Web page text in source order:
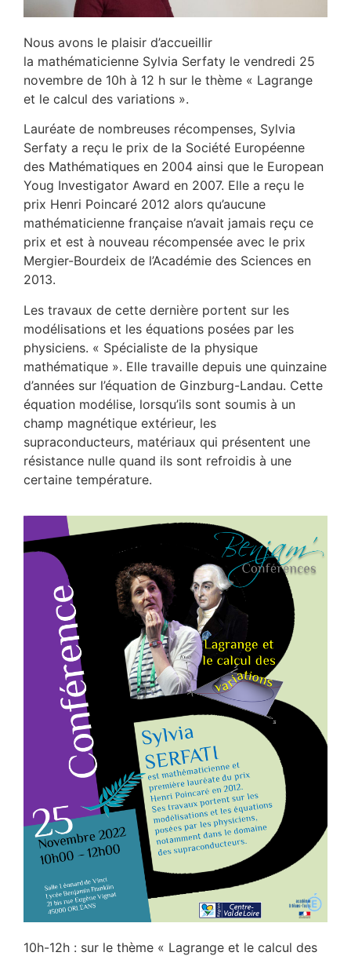
Nous avons le plaisir d’accueillir
la mathématicienne Sylvia Serfaty le vendredi 25
novembre de 10h à 12 h sur le thème « Lagrange
et le calcul des variations ».
Lauréate de nombreuses récompenses, Sylvia
Serfaty a reçu le prix de la Société Européenne
des Mathématiques en 2004 ainsi que le European
Youg Investigator Award en 2007. Elle a reçu le
prix Henri Poincaré 2012 alors qu’aucune
mathématicienne française n’avait jamais reçu ce
prix et est à nouveau récompensée avec le prix
Mergier-Bourdeix de l’Académie des Sciences en
2013.
Les travaux de cette dernière portent sur les
modélisations et les équations posées par les
physiciens. « Spécialiste de la physique
mathématique ». Elle travaille depuis une quinzaine
d’années sur l’équation de Ginzburg-Landau. Cette
équation modélise, lorsqu’ils sont soumis à un
champ magnétique extérieur, les
supraconducteurs, matériaux qui présentent une
résistance nulle quand ils sont refroidis à une
certaine température.
10h-12h : sur le thème « Lagrange et le calcul des